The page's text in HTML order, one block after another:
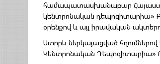
համապատասխանաբար
կենտրոնական դեպոզիտարիա»
օրենքով և այլ իրավական
Ստորև ներկայացված
Կենտրոնական Դեպոզիտարիա»